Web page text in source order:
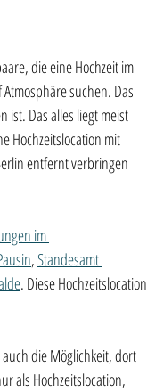
die eine Hochzeit im
suchen. Das
ist. Das alles liegt meist
Hochzeitslocation mit
entfernt verbringen
im
, Standesamt
. Diese Hochzeitslocation
die Möglichkeit, dort
als Hochzeitslocation,